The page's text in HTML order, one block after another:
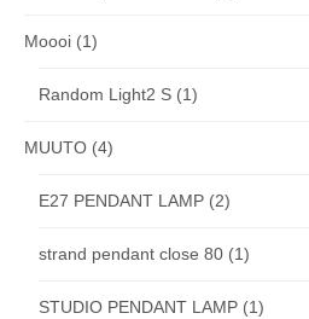
Moooi (1)
Random Light2 S (1)
MUUTO (4)
E27 PENDANT LAMP (2)
strand pendant close 80 (1)
STUDIO PENDANT LAMP (1)